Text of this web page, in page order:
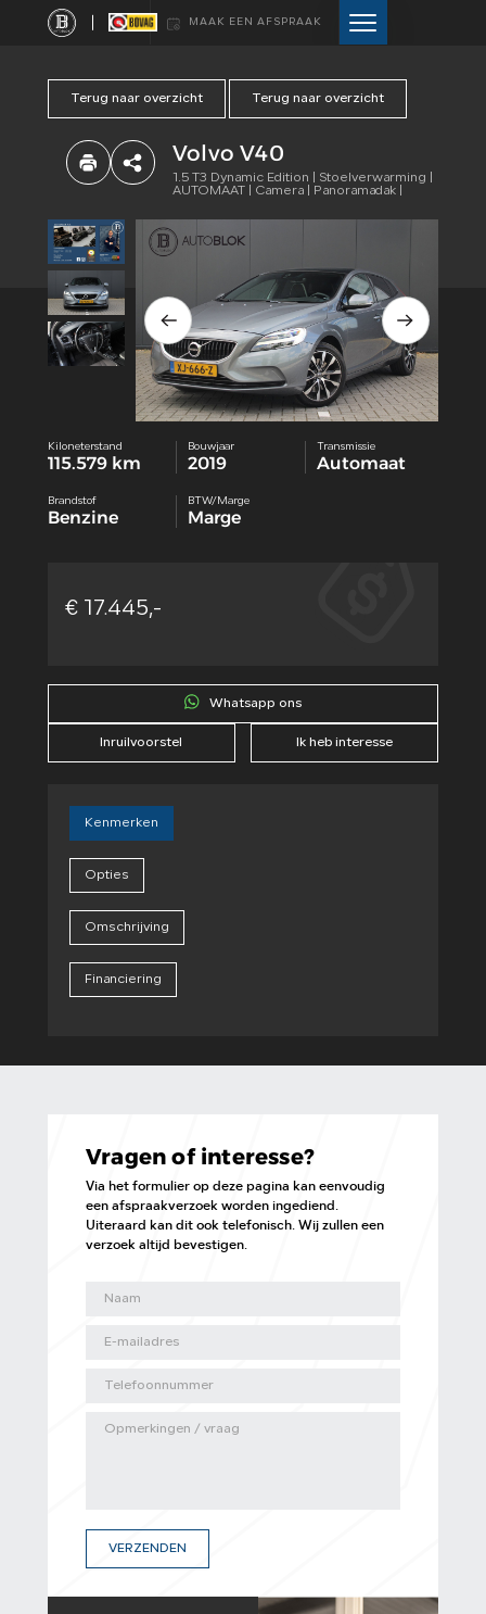
MAAK EEN AFSPRAAK
HOME
AANBOD
DIENSTEN
VERKOCHT
WEBSHOP
OVER ONS
CONTACT
Terug naar overzicht Terug naar overzicht
Volvo V40
1.5 T3 Dynamic Edition | Stoelverwarming |
AUTOMAAT | Camera | Panoramadak |
Kiloneterstand
115.579 km
Bouwjaar
2019
Transmissie
Automaat
Brandstof
Benzine
BTW/Marge
Marge
€ 17.445,-
Whatsapp ons
Inruilvoorstel Ik heb interesse
Kenmerken
Opties
Omschrijving
Financiering
Vragen of interesse?
Via het formulier op deze pagina kan eenvoudig
een afspraakverzoek worden ingediend.
Uiteraard kan dit ook telefonisch. Wij zullen een
verzoek altijd bevestigen.
VERZENDEN